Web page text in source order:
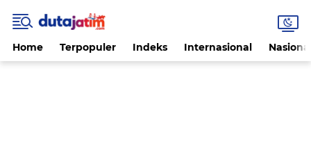
Home Terpopuler Indeks Internasional